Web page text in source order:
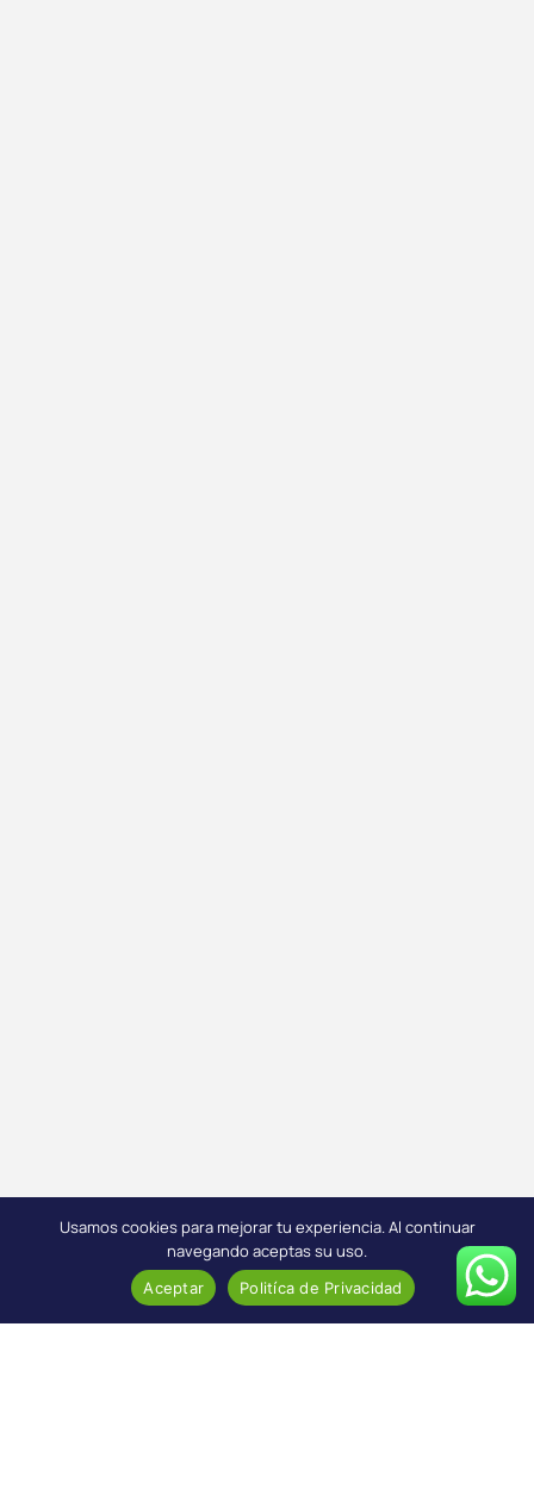
Usamos cookies para mejorar tu experiencia. Al continuar
navegando aceptas su uso.
Aceptar Politíca de Privacidad